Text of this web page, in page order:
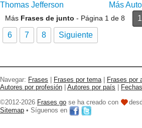
Thomas Jefferson
Más
Más Frases de junto - Página 1 de 8 1
6
7 8 Siguiente
Navegar: Frases Frases por tema| Frases por
Autores por profesión
Autores por país
©2012-2026 Frases go se ha creado con
Sitemap • Síguenos en